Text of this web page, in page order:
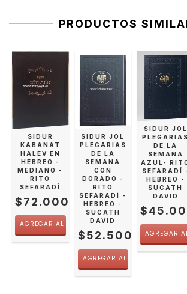
PRODUCTOS
SIDUR
KABANAT
HALEV EN
HEBREO -
MEDIANO -
RITO
SEFARADÍ
$72.000,00
SIDUR JOL
PLEGARIAS
DE LA
SEMANA
CON
DORADO -
RITO
SEFARADÍ -
HEBREO -
SUCATH
DAVID
$52.500,00
SIDUR JOL
PLEGARIAS
DE LA
SEMANA
AZUL-
SEFARADÍ -
HEBREO -
SUCATH
DAVID